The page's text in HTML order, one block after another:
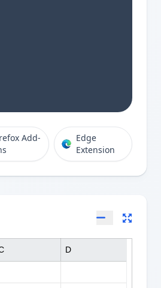
Add-
Edge
Extension
D